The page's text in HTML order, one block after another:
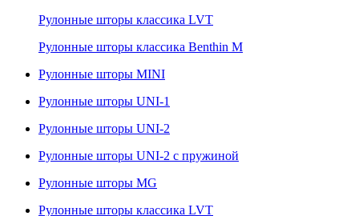
Рулонные шторы классика LVT
Рулонные шторы классика Benthin M
Рулонные шторы MINI
Рулонные шторы UNI-1
Рулонные шторы UNI-2
Рулонные шторы UNI-2 с пружиной
Рулонные шторы MG
Рулонные шторы классика LVT